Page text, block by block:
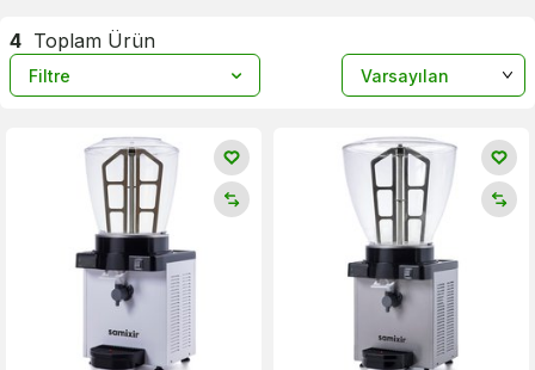
4 Toplam Ürün
Filtre